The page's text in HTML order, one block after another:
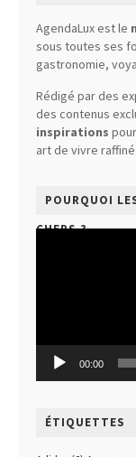
AgendaLux est le
sous toutes ses
gastronomie,
Rédigé par des
des contenus
inspirations
art de vivre
POURQUOI
CHERS ?
00:00
ÉTIQUETTES